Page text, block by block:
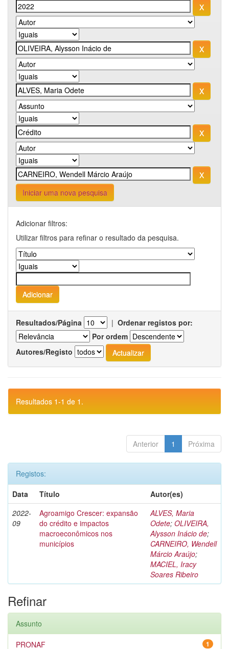
Iniciar uma nova pesquisa
Adicionar filtros:
Utilizar filtros para refinar o resultado da pesquisa.
Resultados/Página | Ordenar registos por:
Por ordem
Autores/Registo
Resultados 1-1 de 1.
Anterior 1 Próxima
Registos:
Data
Título
Autor(es)
2022-
09
Agroamigo Crescer: expansão
do crédito e impactos
macroeconômicos nos
municípios
ALVES, Maria
Odete; OLIVEIRA,
Alysson Inácio de;
CARNEIRO, Wendell
Márcio Araújo;
MACIEL, Iracy
Soares Ribeiro
Refinar
Assunto
1
PRONAF